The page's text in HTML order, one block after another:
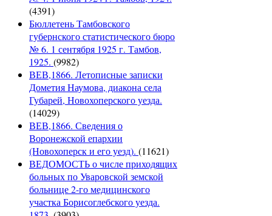
(4391)
Бюллетень Тамбовского
губернского статистического бюро
№ 6. 1 сентября 1925 г. Тамбов,
1925. (9982)
ВЕВ,1866. Летописные записки
Дометия Наумова, диакона села
Губарей, Новохоперского уезда.
(14029)
ВЕВ,1866. Сведения о
Воронежской епархии
(Новохоперск и его уезд). (11621)
ВЕДОМОСТЬ о числе приходящих
больных по Уваровской земской
больнице 2-го медицинского
участка Борисоглебского уезда.